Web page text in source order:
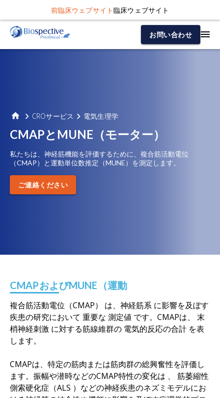
前臨床ウェブサイト臨床ウェブサイト
お問い合わせ
CROサービス 電気生理学
CMAPとMUNE（モーター）
私たちは、神経筋機能を評価するために、複合筋活動電位
（CMAP）と運動単位数推定（MUNE）を測定します。
ご連絡ください
CMAPおよびMUNE（運動
複合筋活動電位（CMAP） は、 神経筋系 に影響を及ぼす
疾患の研究において 重要な 測定値 です。CMAPは、
末
梢神経刺激 に対する筋線維群の 電気的反応の合計 を表
します。
CMAPは、特定の筋肉または筋肉群の総興奮性を評価し
ます。 振幅や潜時などのCMAP特性の変化は 、
筋萎縮性
側索硬化症（ALS ）などの神経疾患のネズミモデルにお